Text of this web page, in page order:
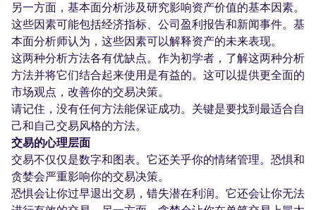
另一方面，基本面分析涉及研究影响资产价值的基本因素。
这些因素可能包括经济指标、公司盈利报告和新闻事件。基
本面分析师认为，这些因素可以解释资产的未来表现。
这两种分析方法各有优缺点。作为初学者，了解这两种分析
方法并将它们结合起来使用是有益的。这可以提供更全面的
市场观点，改善你的交易决策。
请记住，没有任何方法能保证成功。关键是要找到最适合自
己和自己交易风格的方法。
交易的心理层面
交易不仅仅是数字和图表。它还关乎你的情绪管理。恐惧和
贪婪会严重影响你的交易决策。
恐惧会让你过早退出交易，错失潜在利润。它还会让你无法